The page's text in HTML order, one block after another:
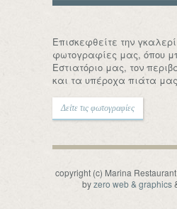
Επισκεφθείτε την
φωτογραφίες μας, όπου
Εστιατόριο μας, τον
και τα υπέροχα πιάτα
Δείτε τις φωτογραφίες
copyright (c) Marina
byzero web & graphics